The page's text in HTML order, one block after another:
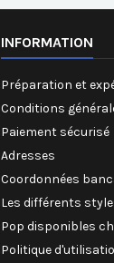
INFORMATION
Préparation et
Conditions
Paiement sécurisé
Adresses
Coordonnées
Les différents
Pop disponibles
Politique